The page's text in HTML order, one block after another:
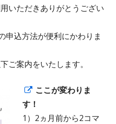
いただきありがとうござい
申込方法が便利にかわりま
ご案内をいたします。
新
し
い
ここが変わりま
す！
1）2ヵ月前から2コマ